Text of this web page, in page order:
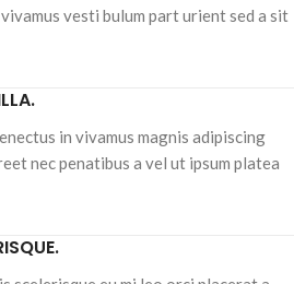
vesti bulum part urient sed a sit
in vivamus magnis adipiscing
nec penatibus a vel ut ipsum platea